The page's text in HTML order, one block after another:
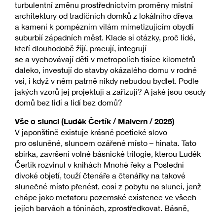
turbulentní změnu prostřednictvím proměny místní
architektury od tradičních domků z lokálního dřeva
a kamení k pompézním vilám mimetizujícím obydlí
suburbií západních měst. Klade si otázky, proč lidé,
kteří dlouhodobě žijí, pracují, integrují
se a vychovávají děti v metropolích tisíce kilometrů
daleko, investují do stavby okázalého domu v rodné
vsi, i když v něm patrně nikdy nebudou bydlet. Podle
jakých vzorů jej projektují a zařizují? A jaké jsou osudy
domů bez lidí a lidí bez domů?
Vše o slunci (Luděk Čertík / Malvern / 2025)
V japonštině existuje krásné poetické slovo
pro osluněné, sluncem ozářené místo – hinata. Tato
sbírka, završení volné básnické trilogie, kterou Luděk
Čertík rozvinul v knihách Mnohé řeky a Poslední
divoké objetí, touží čtenáře a čtenářky na takové
slunečné místo přenést, cosi z pobytu na slunci, jenž
chápe jako metaforu pozemské existence ve všech
jejích barvách a tóninách, zprostředkovat. Básně,